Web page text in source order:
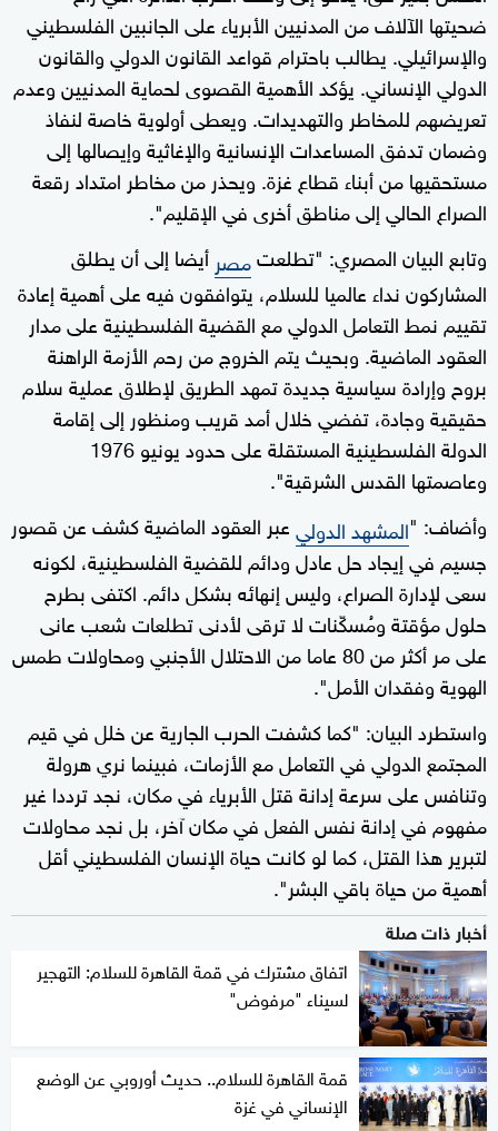
ضحيتها الآلاف من المدنيين الأبرياء على الجانبين الفلسطيني
والإسرائيلي. يطالب باحترام قواعد القانون الدولي والقانون
الدولي الإنساني. يؤكد الأهمية القصوى لحماية المدنيين وعدم
تعريضهم للمخاطر والتهديدات. ويعطى أولوية خاصة لنفاذ
وضمان تدفق المساعدات الإنسانية والإغاثية وإيصالها إلى
مستحقيها من أبناء قطاع غزة. ويحذر من مخاطر امتداد رقعة
الصراع الحالي إلى مناطق أخرى في الإقليم".
وتابع البيان المصري: "تطلعتمصر أيضا إلى أن يطلق
المشاركون نداء عالميا للسلام، يتوافقون فيه على أهمية إعادة
تقييم نمط التعامل الدولي مع القضية الفلسطينية على مدار
العقود الماضية. وبحيث يتم الخروج من رحم الأزمة الراهنة
بروح وإرادة سياسية جديدة تمهد الطريق لإطلاق عملية سلام
حقيقية وجادة، تفضي خلال أمد قريب ومنظور إلى إقامة
الدولة الفلسطينية المستقلة على حدود يونيو 1976
وعاصمتها القدس الشرقية".
وأضاف: "المشهد الدوليعبر العقود الماضية كشف عن قصور
جسيم في إيجاد حل عادل ودائم للقضية الفلسطينية، لكونه
سعى لإدارة الصراع، وليس إنهائه بشكل دائم. اكتفى بطرح
حلول مؤقتة ومُسكّنات لا ترقى لأدنى تطلعات شعب عانى
على مر أكثر من 80 عاما من الاحتلال الأجنبي ومحاولات طمس
الهوية وفقدان الأمل".
واستطرد البيان: "كما كشفت الحرب الجارية عن خلل في قيم
المجتمع الدولي في التعامل مع الأزمات، فبينما نري هرولة
وتنافس على سرعة إدانة قتل الأبرياء في مكان، نجد ترددا غير
مفهوم في إدانة نفس الفعل في مكان آخر، بل نجد محاولات
لتبرير هذا القتل، كما لو كانت حياة الإنسان الفلسطيني أقل
أهمية من حياة باقي البشر".
أخبار ذات صلة
اتفاق مشترك في قمة القاهرة للسلام: التهجير
لسيناء "مرفوض"
قمة القاهرة للسلام.. حديث أوروبي عن الوضع
الإنساني في غزة